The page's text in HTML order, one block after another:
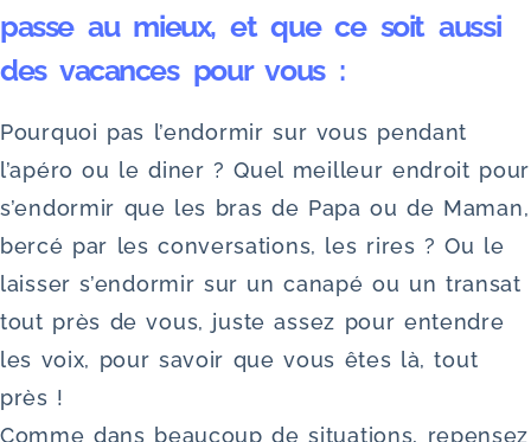
passe au mieux, et que ce soit aussi
des vacances pour vous :
Pourquoi pas l’endormir sur vous pendant
l’apéro ou le diner ? Quel meilleur endroit pour
s’endormir que les bras de Papa ou de Maman,
bercé par les conversations, les rires ? Ou le
laisser s’endormir sur un canapé ou un transat
tout près de vous, juste assez pour entendre
les voix, pour savoir que vous êtes là, tout
près !
Comme dans beaucoup de situations, repensez